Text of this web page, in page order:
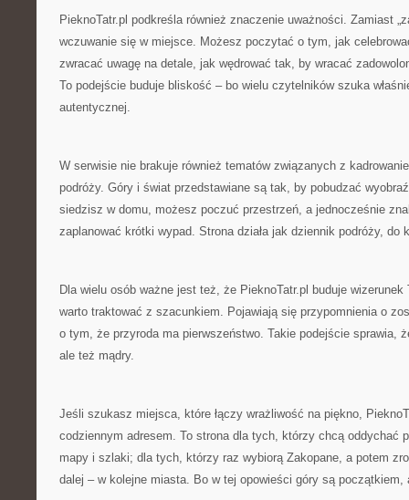
PieknoTatr.pl podkreśla również znaczenie uważności. Zamiast
wczuwanie się w miejsce. Możesz poczytać o tym, jak
zwracać uwagę na detale, jak wędrować tak, by wracać
To podejście buduje bliskość – bo wielu czytelników szuka
autentycznej.
W serwisie nie brakuje również tematów związanych z
podróży. Góry i świat przedstawiane są tak, by pobudzać
siedzisz w domu, możesz poczuć przestrzeń, a jednocześnie
zaplanować krótki wypad. Strona działa jak dziennik podróży, do
Dla wielu osób ważne jest też, że PieknoTatr.pl buduje
warto traktować z szacunkiem. Pojawiają się przypomnienia o
o tym, że przyroda ma pierwszeństwo. Takie podejście sprawia,
ale też mądry.
Jeśli szukasz miejsca, które łączy wrażliwość na piękno,
codziennym adresem. To strona dla tych, którzy chcą oddychać
mapy i szlaki; dla tych, którzy raz wybiorą Zakopane, a potem
dalej – w kolejne miasta. Bo w tej opowieści góry są początkiem,